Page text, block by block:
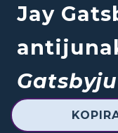
Jay
Gatsbyju